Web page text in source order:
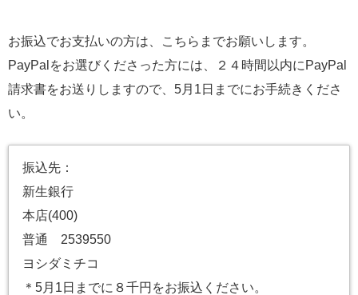
お振込でお支払いの方は、こちらまでお願いします。
PayPalをお選びくださった方には、２４時間以内にPayPal
請求書をお送りしますので、5月1日までにお手続きくださ
い。
振込先：
新生銀行
本店(400)
普通 2539550
ヨシダミチコ
＊5月1日までに８千円をお振込ください。